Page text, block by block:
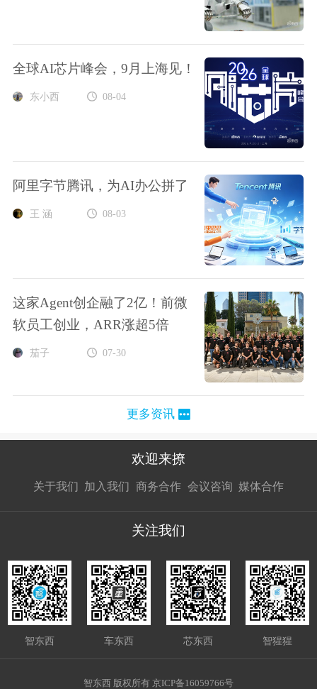
全球AI芯片峰会，9月上海见！
东小西 08-04
阿里字节腾讯，为AI办公拼了
王 涵 08-03
这家Agent创企融了2亿！前微
软员工创业，ARR涨超5倍
茄子 07-30
更多资讯
欢迎来撩
关于我们 加入我们
接扔简历
商务合作
接开聊
会议咨询 媒体合作
接开聊
关注我们
智东西 车东西 芯东西 智猩猩
智东西 版权所有 京ICP备16059766号